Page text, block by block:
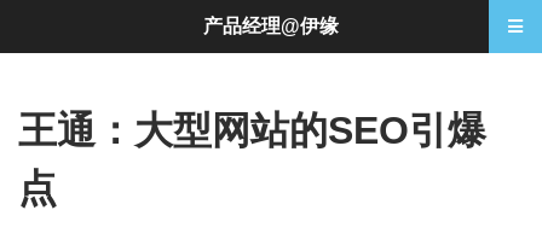
王通：大型网站的SEO引爆
点
产品经理@伊缘